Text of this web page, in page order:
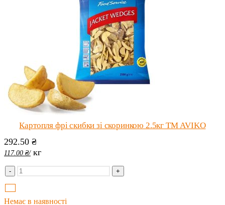
Картопля фрі скибки зі скоринкою 2.5кг ТМ AVIKO
292.50 ₴
117.00 ₴/ кг
- +
Немає в наявності